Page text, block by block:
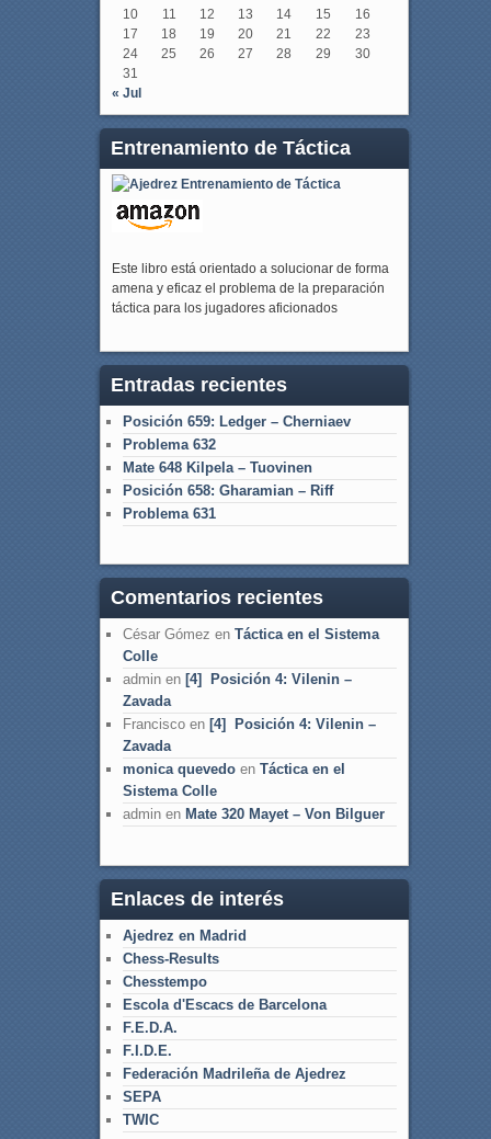
10
11 12 13 14 15
16
17
18 19 20 21 22
23
24
25 26 27 28 29
30
31
« Jul
Entrenamiento de Táctica
Este libro está orientado a solucionar de forma
amena y eficaz el problema de la preparación
táctica para los jugadores aficionados
Entradas recientes
Posición 659: Ledger – Cherniaev
Problema 632
Mate 648 Kilpela – Tuovinen
Posición 658: Gharamian – Riff
Problema 631
Comentarios recientes
César Gómez en Táctica en el Sistema
Colle
adminen [4] Posición 4: Vilenin –
Zavada
Franciscoen [4] Posición 4: Vilenin –
Zavada
monica quevedoen Táctica en el
Sistema Colle
adminen Mate 320 Mayet – Von Bilguer
Enlaces de interés
Ajedrez en Madrid
Chess-Results
Chesstempo
Escola d'Escacs de Barcelona
F.E.D.A.
F.I.D.E.
Federación Madrileña de Ajedrez
SEPA
TWIC